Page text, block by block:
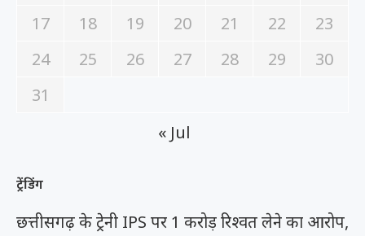
17
18 19 20 21 22
23
24
25 26 27 28 29
30
31
« Jul
ट्रेंडिंग
छत्तीसगढ़ के ट्रेनी IPS पर 1 करोड़ रिश्वत लेने का आरोप,